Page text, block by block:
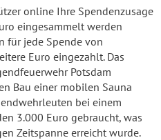
online Ihre Spendenzusage
eingesammelt werden
für jede Spende von
Euro eingezahlt. Das
Potsdam
Bau einer mobilen Sauna
bei einem
3.000 Euro gebraucht, was
Zeitspanne erreicht wurde.